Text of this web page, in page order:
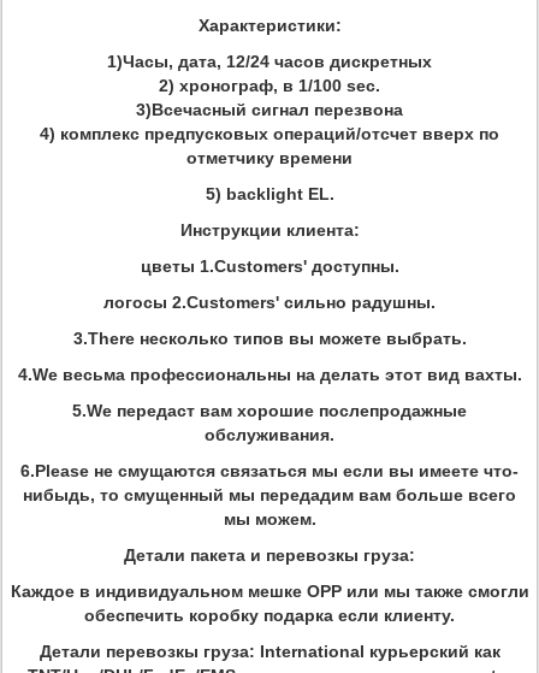
Характеристики:
1)Часы, дата, 12/24 часов дискретных
2) хронограф, в 1/100 sec.
3)Всечасный сигнал перезвона
4) комплекс предпусковых операций/отсчет вверх по
отметчику времени
5) backlight EL.
Инструкции клиента:
цветы 1.Customers' доступны.
логосы 2.Customers' сильно радушны.
3.There несколько типов вы можете выбрать.
4.We весьма профессиональны на делать этот вид вахты.
5.We передаст вам хорошие послепродажные
обслуживания.
6.Please не смущаются связаться мы если вы имеете что-
нибыдь, то смущенный мы передадим вам больше всего
мы можем.
Детали пакета и перевозкы груза:
Каждое в индивидуальном мешке OPP или мы также смогли
обеспечить коробку подарка если клиенту.
Детали перевозкы груза: International курьерский как